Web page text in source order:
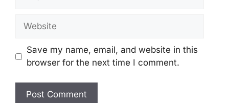
Website
Save my name, email, and website in this
browser for the next time I comment.